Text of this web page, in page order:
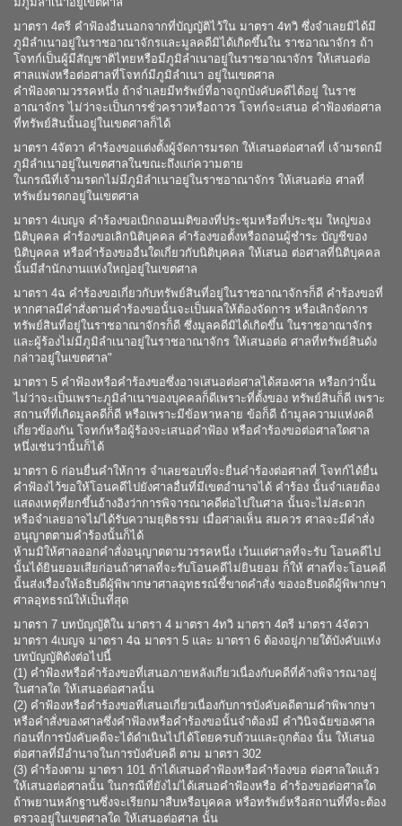
มาตรา 4ตรี คำฟ้องอื่นนอกจากที่บัญญัติไว้ใน มาตรา 4ทวิ ซึ่งจำเลยมิได้มี
ภูมิลำเนาอยู่ในราชอาณาจักรและมูลคดีมิได้เกิดขึ้นใน ราชอาณาจักร ถ้า
โจทก์เป็นผู้มีสัญชาติไทยหรือมีภูมิลำเนาอยู่ในราชอาณาจักร ให้เสนอต่อ
ศาลแพ่งหรือต่อศาลที่โจทก์มีภูมิลำเนา อยู่ในเขตศาล
คำฟ้องตามวรรคหนึ่ง ถ้าจำเลยมีทรัพย์ที่อาจถูกบังคับคดีได้อยู่ ในราช
อาณาจักร ไม่ว่าจะเป็นการชั่วคราวหรือถาวร โจทก์จะเสนอ คำฟ้องต่อศาล
ที่ทรัพย์สินนั้นอยู่ในเขตศาลก็ได้
มาตรา 4จัตวา คำร้องขอแต่งตั้งผู้จัดการมรดก ให้เสนอต่อศาลที่ เจ้ามรดกมี
ภูมิลำเนาอยู่ในเขตศาลในขณะถึงแก่ความตาย
ในกรณีที่เจ้ามรดกไม่มีภูมิลำเนาอยู่ในราชอาณาจักร ให้เสนอต่อ ศาลที่
ทรัพย์มรดกอยู่ในเขตศาล
มาตรา 4เบญจ คำร้องขอเบิกถอนมติของที่ประชุมหรือที่ประชุม ใหญ่ของ
นิติบุคคล คำร้องขอเลิกนิติบุคคล คำร้องขอตั้งหรือถอนผู้ชำระ บัญชีของ
นิติบุคคล หรือคำร้องขออื่นใดเกี่ยวกับนิติบุคคล ให้เสนอ ต่อศาลที่นิติบุคคล
นั้นมีสำนักงานแห่งใหญ่อยู่ในเขตศาล
มาตรา 4ฉ คำร้องขอเกี่ยวกับทรัพย์สินที่อยู่ในราชอาณาจักรก็ดี คำร้องขอที่
หากศาลมีคำสั่งตามคำร้องขอนั้นจะเป็นผลให้ต้องจัดการ หรือเลิกจัดการ
ทรัพย์สินที่อยู่ในราชอาณาจักรก็ดี ซึ่งมูลคดีมิได้เกิดขึ้น ในราชอาณาจักร
และผู้ร้องไม่มีภูมิลำเนาอยู่ในราชอาณาจักร ให้เสนอต่อ ศาลที่ทรัพย์สินดัง
กล่าวอยู่ในเขตศาล"
มาตรา 5 คำฟ้องหรือคำร้องขอซึ่งอาจเสนอต่อศาลได้สองศาล หรือกว่านั้น
ไม่ว่าจะเป็นเพราะภูมิลำเนาของบุคคลก็ดีเพราะที่ตั้งของ ทรัพย์สินก็ดี เพราะ
สถานที่ที่เกิดมูลคดีก็ดี หรือเพราะมีข้อหาหลาย ข้อก็ดี ถ้ามูลความแห่งคดี
เกี่ยวข้องกัน โจทก์หรือผู้ร้องจะเสนอคำฟ้อง หรือคำร้องขอต่อศาลใดศาล
หนึ่งเช่นว่านั้นก็ได้
มาตรา 6 ก่อนยื่นคำให้การ จำเลยชอบที่จะยื่นคำร้องต่อศาลที่ โจทก์ได้ยื่น
คำฟ้องไว้ขอให้โอนคดีไปยังศาลอื่นที่มีเขตอำนาจได้ คำร้อง นั้นจำเลยต้อง
แสดงเหตุที่ยกขึ้นอ้างอิงว่าการพิจารณาคดีต่อไปในศาล นั้นจะไม่สะดวก
หรือจำเลยอาจไม่ได้รับความยุติธรรม เมื่อศาลเห็น สมควร ศาลจะมีคำสั่ง
อนุญาตตามคำร้องนั้นก็ได้
ห้ามมิให้ศาลออกคำสั่งอนุญาตตามวรรคหนึ่ง เว้นแต่ศาลที่จะรับ โอนคดีไป
นั้นได้ยินยอมเสียก่อนถ้าศาลที่จะรับโอนคดีไม่ยินยอม ก็ให้ ศาลที่จะโอนคดี
นั้นส่งเรื่องให้อธิบดีผู้พิพากษาศาลอุทธรณ์ชี้ขาดคำสั่ง ของอธิบดดีผู้พิพากษา
ศาลอุทธรณ์ให้เป็นที่สุด
มาตรา 7 บทบัญญัติใน มาตรา 4 มาตรา 4ทวิ มาตรา 4ตรี มาตรา 4จัตวา
มาตรา 4เบญจ มาตรา 4ฉ มาตรา 5 และ มาตรา 6 ต้องอยู่ภายใต้บังคับแห่ง
บทบัญญัติดังต่อไปนี้
(1) คำฟ้องหรือคำร้องขอที่เสนอภายหลังเกี่ยวเนื่องกับคดีที่ค้างพิจารณาอยู่
ในศาลใด ให้เสนอต่อศาลนั้น
(2) คำฟ้องหรือคำร้องขอที่เสนอเกี่ยวเนื่องกับการบังคับคดีตามคำพิพากษา
หรือคำสั่งของศาลซึ่งคำฟ้องหรือคำร้องขอนั้นจำต้องมี คำวินิจฉัยของศาล
ก่อนที่การบังคับคดีจะได้ดำเนินไปได้โดยครบถ้วนและถูกต้อง นั้น ให้เสนอ
ต่อศาลที่มีอำนาจในการบังคับคดี ตาม มาตรา 302
(3) คำร้องตาม มาตรา 101 ถ้าได้เสนอคำฟ้องหรือคำร้องขอ ต่อศาลใดแล้ว
ให้เสนอต่อศาลนั้น ในกรณีที่ยังไม่ได้เสนอคำฟ้องหรือ คำร้องขอต่อศาลใด
ถ้าพยานหลักฐานซึ่งจะเรียกมาสืบหรือบุคคล หรือทรัพย์หรือสถานที่ที่จะต้อง
ตรวจอยู่ในเขตศาลใด ให้เสนอต่อศาล นั้น